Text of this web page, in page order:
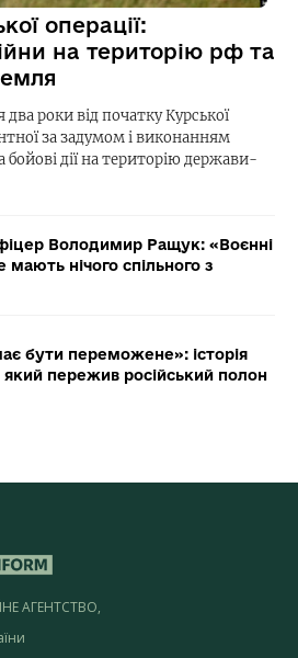
операції:
на територію рф та
роки від початку Курської
за задумом і виконанням
бойові дії на територію держави-
Володимир Ращук: «Воєнні
мають нічого спільного з
бути переможене»: історія
який пережив російський полон
АГЕНТСТВО,